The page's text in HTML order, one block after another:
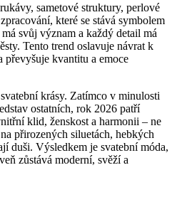
sametové struktury, perlové
které se stává symbolem
svůj význam a každý detail má
Tento trend oslavuje návrat k
převyšuje kvantitu a emoce
krásy. Zatímco v minulosti
ostatních, rok 2026 patří
klid, ženskost a harmonii – ne
přirozených siluetách, hebkých
duši. Výsledkem je svatební móda,
zůstává moderní, svěží a